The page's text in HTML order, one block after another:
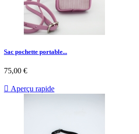
Sac pochette portable...
75,00 €
 Aperçu rapide